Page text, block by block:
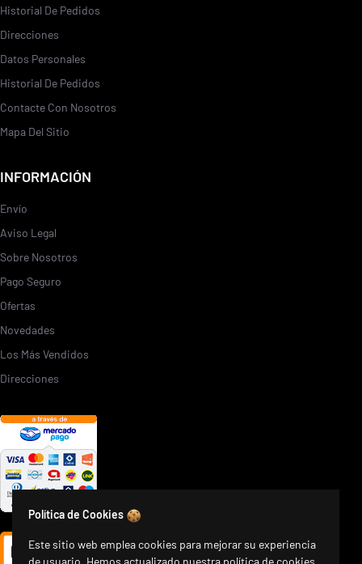
Historial De Pedidos
Direcciones
Datos Personales
Historial De Pedidos
Contacte Con Nosotros
Mapa Del Sitio
INFORMACIÓN
Envío
Aviso Legal
Sobre Nosotros
Pago Seguro
Ofertas
Novedades
Los Más Vendidos
Direcciones
Política de Cookies
Este sitio web emplea cookies para mejorar su experiencia
de usuario. Hemos actualizado nuestra política de cookies